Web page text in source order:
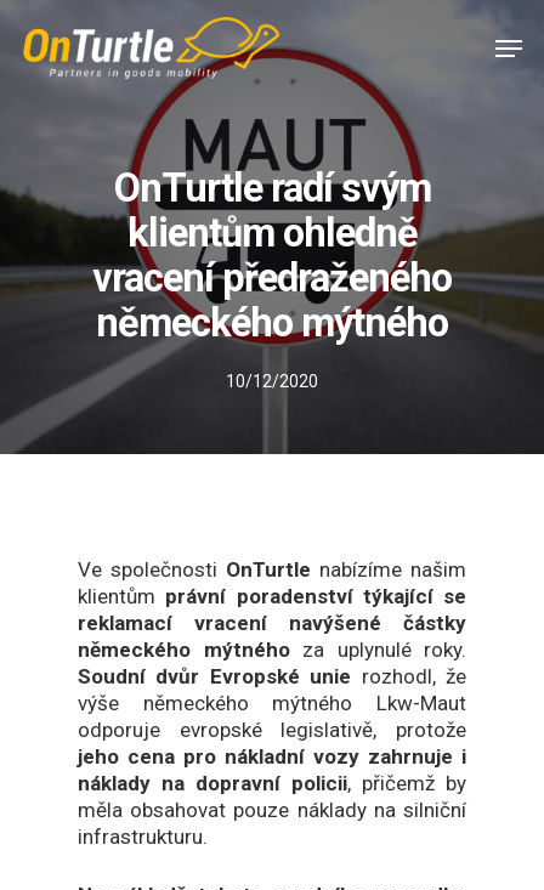
main
OnTurtle radí svým
klientům ohledně
vracení předraženého
německého mýtného
10/12/2020
Ve společnosti OnTurtle nabízíme našim
klientům právní poradenství týkající se
reklamací vracení navýšené částky
německého mýtného za uplynulé roky.
Soudní dvůr Evropské unie rozhodl, že
výše německého mýtného Lkw-Maut
odporuje evropské legislativě, protože
jeho cena pro nákladní vozy zahrnuje i
náklady na dopravní policii, přičemž by
měla obsahovat pouze náklady na silniční
infrastrukturu.